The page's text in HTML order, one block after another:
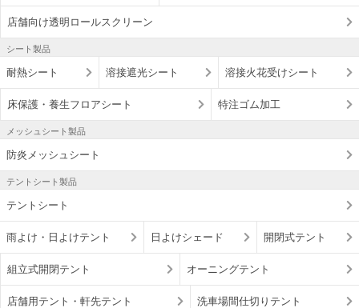
店舗向け透明ロールスクリーン
シート製品
耐熱シート 溶接遮光シート 溶接火花受けシート
床保護・養生フロアシート 特注ゴム加工
メッシュシート製品
防炎メッシュシート
テントシート製品
テントシート
雨よけ・日よけテント 日よけシェード 開閉式テント
組立式開閉テント オーニングテント
店舗用テント・軒先テント 洗車場間仕切りテント